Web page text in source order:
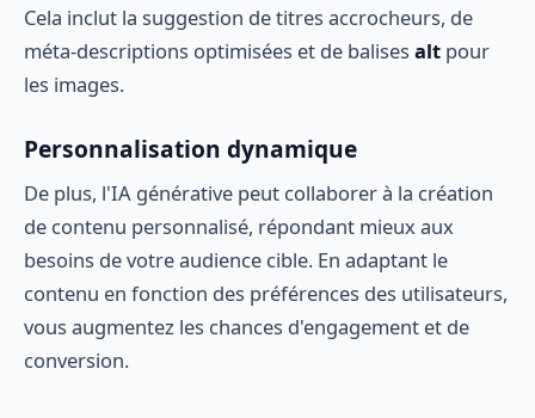
Cela inclut la suggestion de titres accrocheurs, de
méta-descriptions optimisées et de balises alt pour
les images.
Personnalisation dynamique
De plus, l'IA générative peut collaborer à la création
de contenu personnalisé, répondant mieux aux
besoins de votre audience cible. En adaptant le
contenu en fonction des préférences des utilisateurs,
vous augmentez les chances d'engagement et de
conversion.